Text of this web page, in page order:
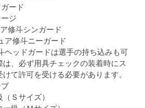
ード
ジ
修斗シンガード
修斗ニーガード
ヘッドガードは選手の持ち込みも可
、必ず用具チェックの装着時にス
て許可を受ける必要があります。
Ｓサイズ）